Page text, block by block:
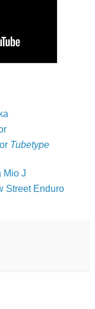
Tubetype
Mio J
Street Enduro